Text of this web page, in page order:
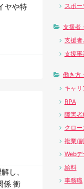
ヤや特
し、
係 衝
スポー
支援者
支援者
支援事
働き方
キャ
RPA
障害者
クロー
複業/
Webデ
給料
事務職